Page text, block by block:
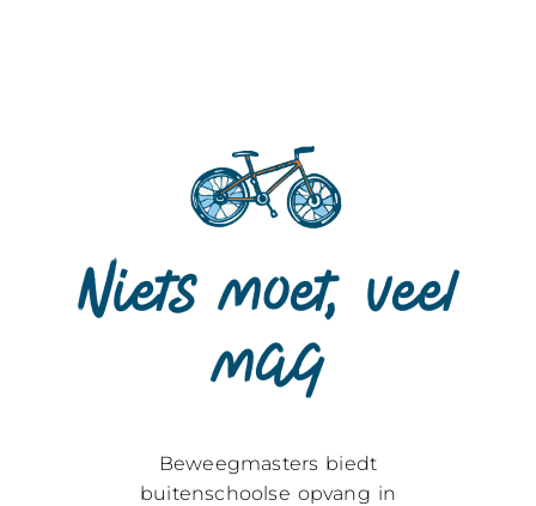
Niets moet, veel
mag
Beweegmasters biedt
buitenschoolse opvang in